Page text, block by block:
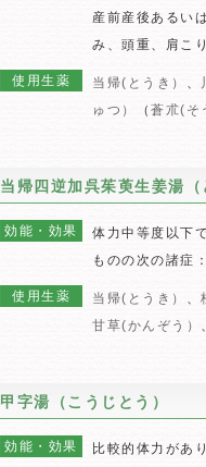
産前産後あるい
み、頭重、肩こ
使用生薬 当帰(とうき） 、
ゅつ）
（ 蒼朮(そ
当帰四逆加呉茱萸生姜湯
効能・効果
体力中等度以下
ものの次の諸症
使用生薬 当帰(とうき） 、
甘草(かんぞう）
甲字湯（こうじとう）
効能・効果
比較的体力があ